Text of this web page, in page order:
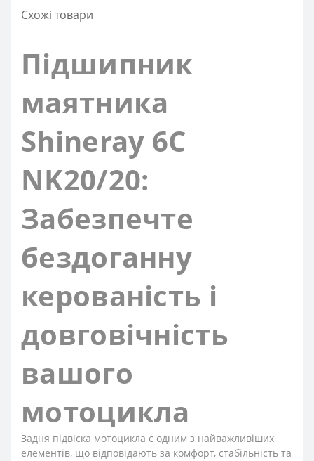
Схожі товари
Підшипник
маятника
Shineray 6C
NK20/20:
Забезпечте
бездоганну
керованість і
довговічність
вашого
мотоцикла
Задня підвіска мотоцикла є одним з найважливіших
елементів, що відповідають за комфорт, стабільність та